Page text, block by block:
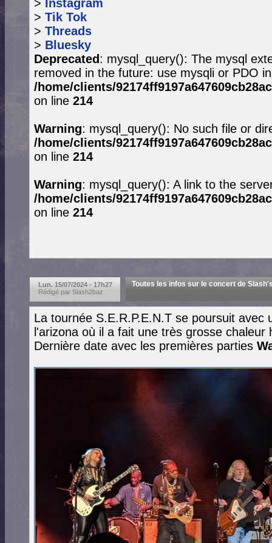
> Instagram
> Tik Tok
> Threads
> Bluesky
Deprecated: mysql_query(): The mysql
removed in the future: use mysqli or PDO
/home/clients/
on line 214
Warning: mysql_query(): No such file or
/home/clients/
on line 214
Warning: mysql_query(): A link to the
/home/clients/
on line 214
Lun. 15/07/2024 - 17h27
Rédigé par Slash2baz
Toutes les infos sur le concert de
La tournée S.E.R.P.E.N.T se poursuit avec
l'arizona où il a fait une très grosse chaleur
Dernière date avec les premières parties